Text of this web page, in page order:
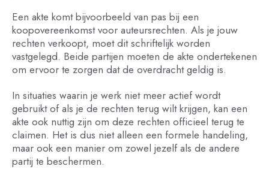
Een akte komt bijvoorbeeld van pas bij een
koopovereenkomst voor auteursrechten. Als je jouw
rechten verkoopt, moet dit schriftelijk worden
vastgelegd. Beide partijen moeten de akte ondertekenen
om ervoor te zorgen dat de overdracht geldig is.
In situaties waarin je werk niet meer actief wordt
gebruikt of als je de rechten terug wilt krijgen, kan een
akte ook nuttig zijn om deze rechten officieel terug te
claimen. Het is dus niet alleen een formele handeling,
maar ook een manier om zowel jezelf als de andere
partij te beschermen.